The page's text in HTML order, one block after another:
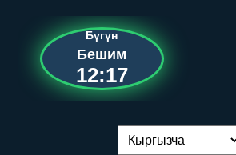
Бүгүн
Бешим
12:17
Тилди алмаштыруу: